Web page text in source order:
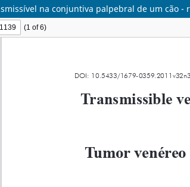
na conjuntiva palpebral de um cão -